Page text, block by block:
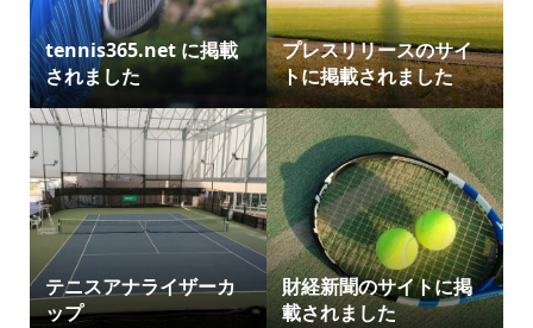
tennis365.net に掲載
されました
プレスリリースのサイ
トに掲載されました
テニスアナライザーカ
ップ
財経新聞のサイトに掲
載されました